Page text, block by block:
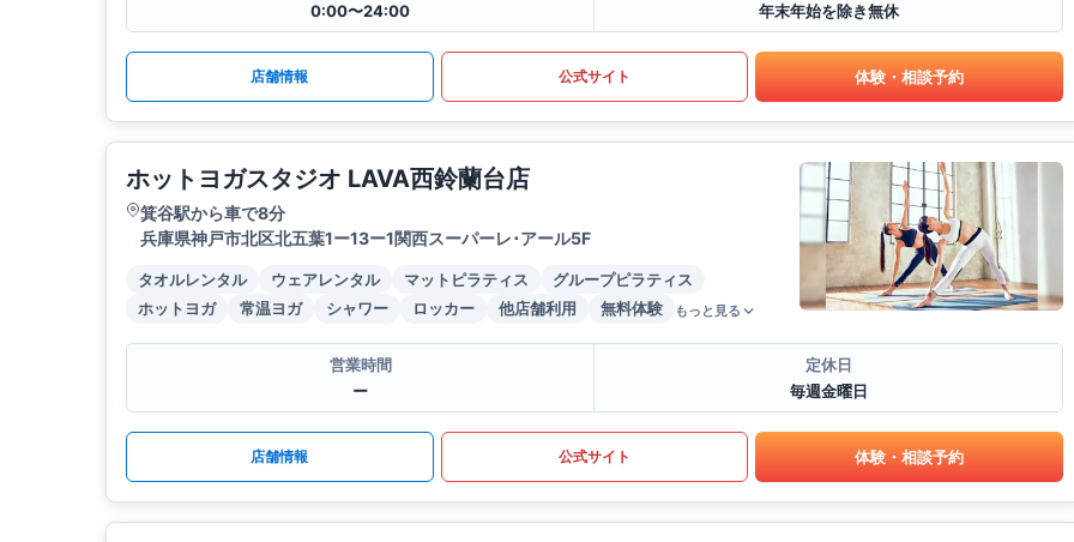
0:00〜24:00
年末年始を除き無休
店舗情報 公式サイト 体験・相談予約
ホットヨガスタジオ LAVA西鈴蘭台店
箕谷駅から車で8分
兵庫県神戸市北区北五葉1ー13ー1関西スーパーレ･アール5F
タオルレンタル ウェアレンタル マットピラティス
グループピラティス
ホットヨガ
常温ヨガ シャワー ロッカー 他店舗利用 無料体験 もっと見る
営業時間
ー
定休日
毎週金曜日
店舗情報 公式サイト 体験・相談予約